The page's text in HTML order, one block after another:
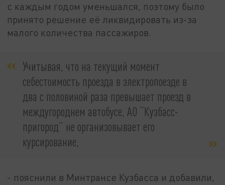
с каждым годом уменьшался, поэтому было
принято решение её ликвидировать из-за
малого количества пассажиров.
Учитывая, что на текущий момент
себестоимость проезда в электропоезде в
два с половиной раза превышает проезд в
междугороднем автобусе, АО “Кузбасс-
пригород” не организовывает его
курсирование,
- пояснили в Минтрансе Кузбасса и добавили,